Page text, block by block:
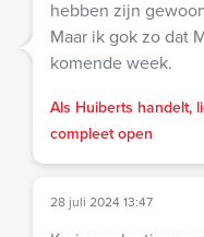
hebben zijn
Maar ik gok zo dat
komende week.
Als Huiberts handelt,
compleet open
28 juli 2024 13:47